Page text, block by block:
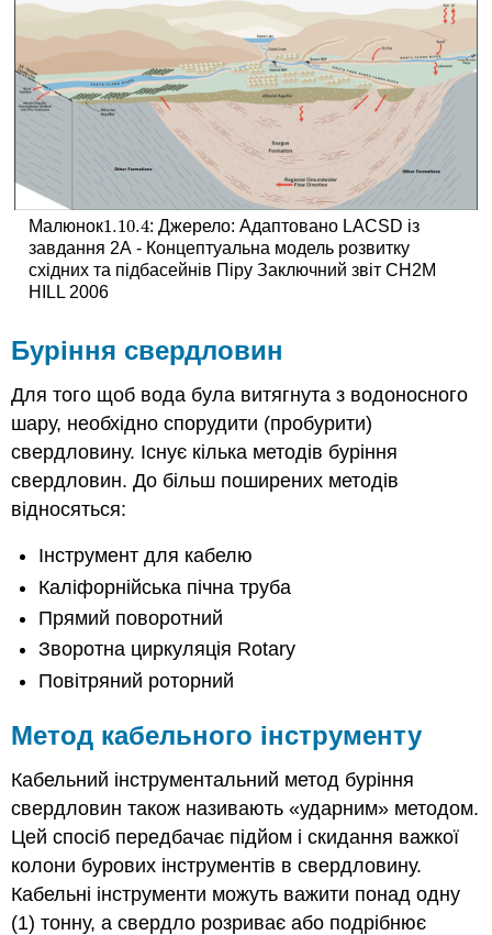
Малюнок1.10.4
1.10.4: Джерело: Адаптовано LACSD із
завдання 2А - Концептуальна модель розвитку
східних та підбасейнів Піру Заключний звіт CH2M
HILL 2006
Буріння свердловин
Для того щоб вода була витягнута з водоносного
шару, необхідно спорудити (пробурити)
свердловину. Існує кілька методів буріння
свердловин. До більш поширених методів
відносяться:
Інструмент для кабелю
Каліфорнійська пічна труба
Прямий поворотний
Зворотна циркуляція Rotary
Повітряний роторний
Метод кабельного інструменту
Кабельний інструментальний метод буріння
свердловин також називають «ударним» методом.
Цей спосіб передбачає підйом і скидання важкої
колони бурових інструментів в свердловину.
Кабельні інструменти можуть важити понад одну
(1) тонну, а свердло розриває або подрібнює